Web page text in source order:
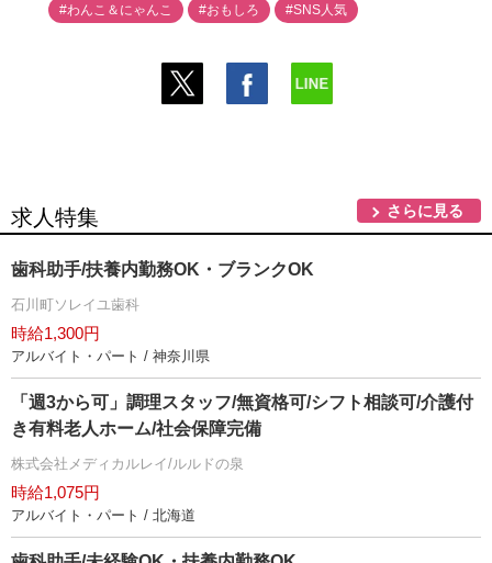
#わんこ＆にゃんこ #おもしろ #SNS人気
求人特集 さらに見る
歯科助手/扶養内勤務OK・ブランクOK
石川町ソレイユ歯科
時給1,300円
アルバイト・パート / 神奈川県
「週3から可」調理スタッフ/無資格可/シフト相談可/介護付
き有料老人ホーム/社会保障完備
株式会社メディカルレイ/ルルドの泉
時給1,075円
アルバイト・パート / 北海道